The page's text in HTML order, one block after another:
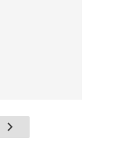
Pagina
successiva